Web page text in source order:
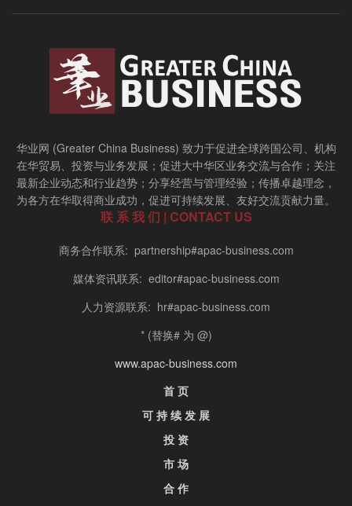
华业网 (Greater China Business) 致力于促进全球跨国公司、机构
在华贸易、投资与业务发展；促进大中华区业务交流与合作；关注
最新企业动态和行业趋势；分享经营与管理经验；传播卓越理念，
为各方在华取得商业成功，促进可持续发展、友好交流贡献力量。
联 系 我 们 | CONTACT US
商务合作联系: partnership#apac-business.com
媒体资讯联系: editor#apac-business.com
人力资源联系: hr#apac-business.com
* (替换# 为 @)
www.apac-business.com
首 页
可 持 续 发 展
投 资
市 场
合 作